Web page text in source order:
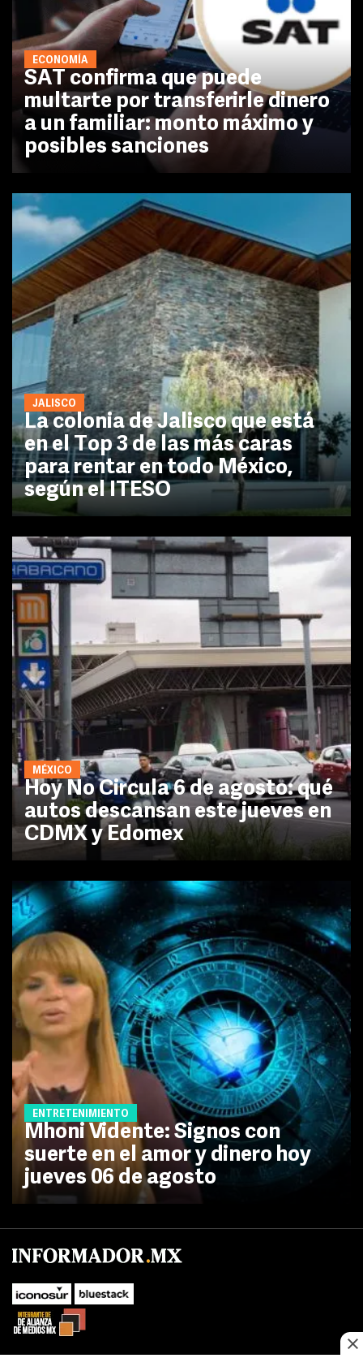
ECONOMÍA
SAT confirma que puede
multarte por transferirle dinero
a un familiar: monto máximo y
posibles sanciones
JALISCO
La colonia de Jalisco que está
en el Top 3 de las más caras
para rentar en todo México,
según el ITESO
MÉXICO
Hoy No Circula 6 de agosto: qué
autos descansan este jueves en
CDMX y Edomex
ENTRETENIMIENTO
Mhoni Vidente: Signos con
suerte en el amor y dinero hoy
jueves 06 de agosto